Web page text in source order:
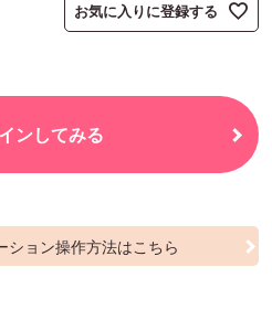
お気に入りに登録する
ンしてみる
ション操作方法はこちら